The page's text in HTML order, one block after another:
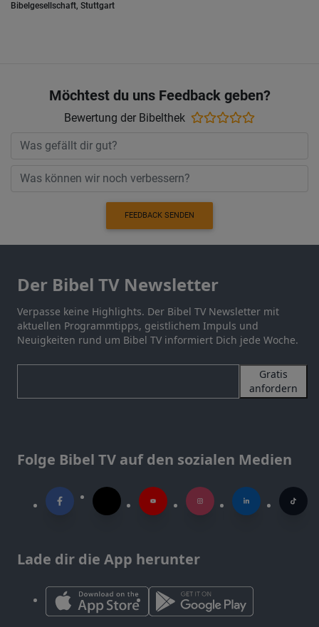
Bibelgesellschaft, Stuttgart
Möchtest du uns Feedback geben?
Bewertung der Bibelthek
FEEDBACK SENDEN
Der Bibel TV Newsletter
Verpasse keine Highlights. Der Bibel TV Newsletter mit
aktuellen Programmtipps, geistlichem Impuls und
Neuigkeiten rund um Bibel TV informiert Dich jede Woche.
Gratis
anfordern
Folge Bibel TV auf den sozialen Medien
Lade dir die App herunter